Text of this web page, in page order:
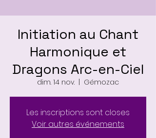
Initiation au Chant
Harmonique et
Dragons Arc-en-Ciel
dim. 14 nov. Gémozac
Les inscriptions sont closes
Voir autres événements